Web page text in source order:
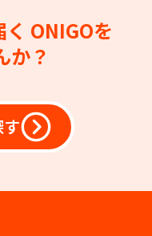
ONIGOを
か？